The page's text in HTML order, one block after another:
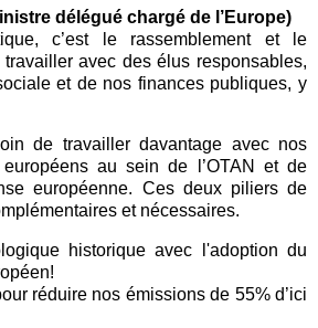
délégué chargé de l’Europe)
c’est le rassemblement et le
avec des élus responsables,
et de nos finances publiques, y
de travailler davantage avec nos
au sein de l’OTAN
et de
européenne. Ces deux piliers de
et nécessaires.
historique avec l'adoption du
réduire nos émissions de 55% d’ici